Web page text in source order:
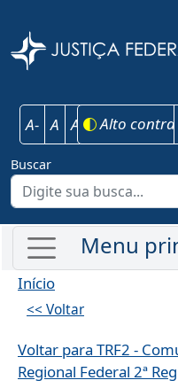
A- A A+ Alto
Buscar
Início
<< Voltar
Voltar para TRF2 -
Regional Federal 2ª